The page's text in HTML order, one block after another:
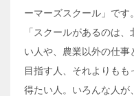
ーマーズスクール」です。
「スクールがあるのは
い人や、農業以外の仕
目指す人、それよりも
得たい人。いろんな人が